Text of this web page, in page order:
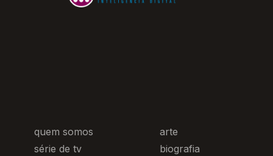
quem somos
série de tv
arte
biografia